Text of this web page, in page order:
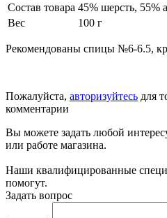
Состав товара 45% шерсть, 55%
Вес
100 г
Рекомендованы спицы №6-6.5,
Пожалуйста, авторизуйтесь для
комментарии
Вы можете задать любой
или работе магазина.
Наши квалифицированные
помогут.
Задать вопрос